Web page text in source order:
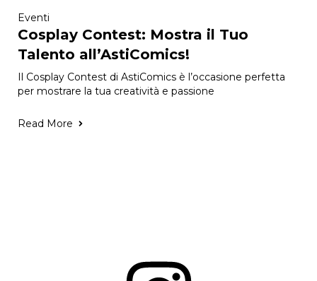
Eventi
Cosplay Contest: Mostra il Tuo
Talento all’AstiComics!
Il Cosplay Contest di AstiComics è l’occasione perfetta
per mostrare la tua creatività e passione
Read More